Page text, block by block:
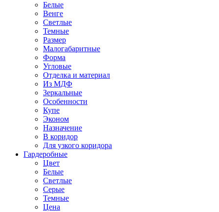
Белые
Венге
Светлые
Темные
Размер
Малогабаритные
Форма
Угловые
Отделка и материал
Из МДФ
Зеркальные
Особенности
Купе
Эконом
Назначение
В коридор
Для узкого коридора
Гардеробные
Цвет
Белые
Светлые
Серые
Темные
Цена